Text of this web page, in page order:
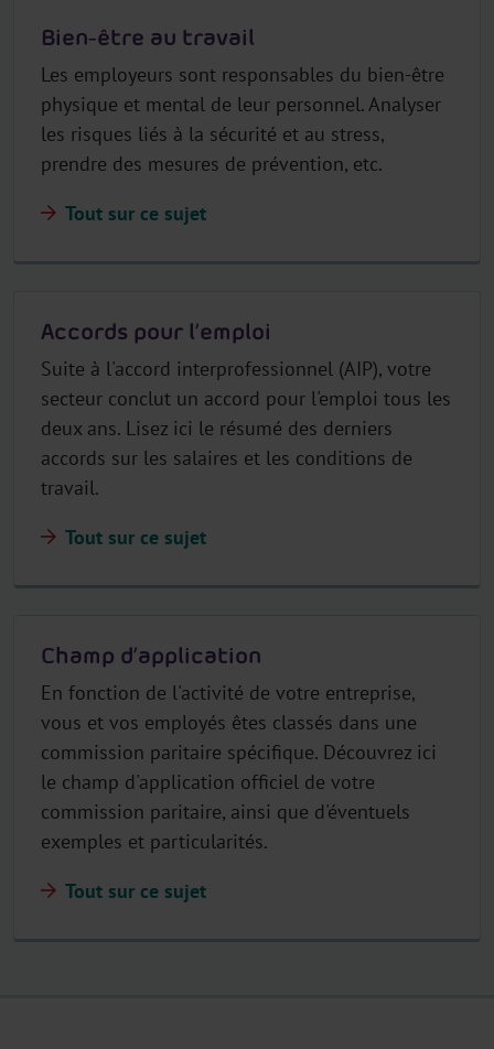
Bien-être au travail
Les employeurs sont responsables du bien-être
physique et mental de leur personnel. Analyser
les risques liés à la sécurité et au stress,
prendre des mesures de prévention, etc.
Tout sur ce sujet
Accords pour l’emploi
Suite à l'accord interprofessionnel (AIP), votre
secteur conclut un accord pour l'emploi tous les
deux ans. Lisez ici le résumé des derniers
accords sur les salaires et les conditions de
travail.
Tout sur ce sujet
Champ d’application
En fonction de l'activité de votre entreprise,
vous et vos employés êtes classés dans une
commission paritaire spécifique. Découvrez ici
le champ d'application officiel de votre
commission paritaire, ainsi que d'éventuels
exemples et particularités.
Tout sur ce sujet